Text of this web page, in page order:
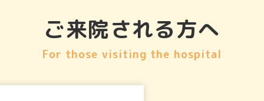
ご来院される方へ
For those visiting the hospital